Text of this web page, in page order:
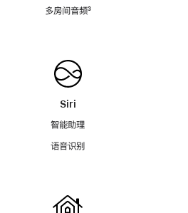
多房间音频脚
³
Siri
智能助理
语音识别